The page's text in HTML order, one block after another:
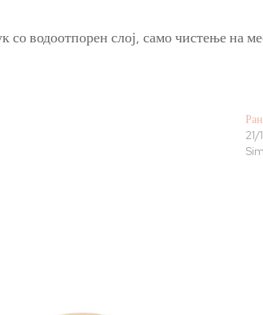
со водоотпорен слој, само чистење на